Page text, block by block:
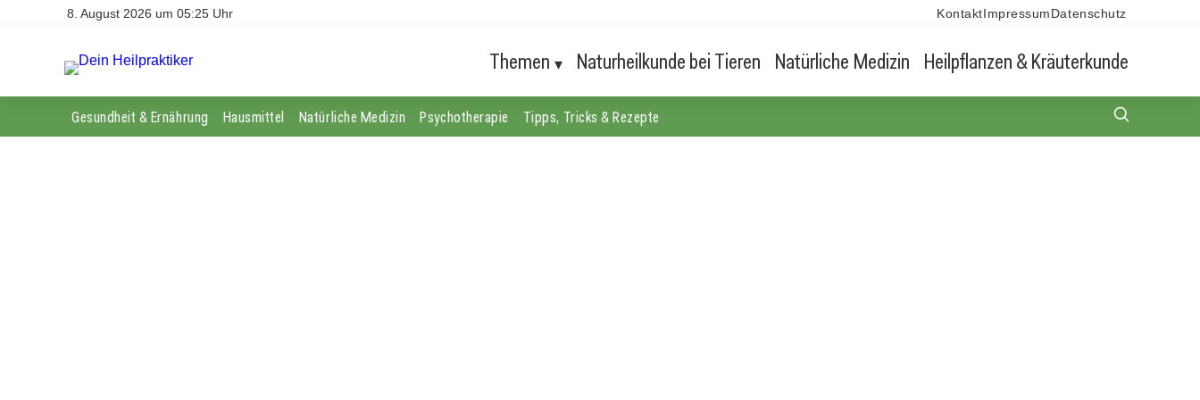
8. August 2026 um 05:25 Uhr Kontakt Impressum Datenschutz
Themen Naturheilkunde bei Tieren Natürliche Medizin Heilpflanzen & Kräuterkunde
Gesundheit & Ernährung Hausmittel Natürliche Medizin Psychotherapie Tipps, Tricks & Rezepte